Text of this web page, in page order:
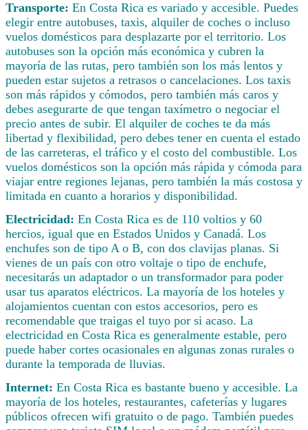
Transporte: En Costa Rica es variado y accesible. Puedes
elegir entre autobuses, taxis, alquiler de coches o incluso
vuelos domésticos para desplazarte por el territorio. Los
autobuses son la opción más económica y cubren la
mayoría de las rutas, pero también son los más lentos y
pueden estar sujetos a retrasos o cancelaciones. Los taxis
son más rápidos y cómodos, pero también más caros y
debes asegurarte de que tengan taxímetro o negociar el
precio antes de subir. El alquiler de coches te da más
libertad y flexibilidad, pero debes tener en cuenta el estado
de las carreteras, el tráfico y el costo del combustible. Los
vuelos domésticos son la opción más rápida y cómoda para
viajar entre regiones lejanas, pero también la más costosa y
limitada en cuanto a horarios y disponibilidad.
Electricidad: En Costa Rica es de 110 voltios y 60
hercios, igual que en Estados Unidos y Canadá. Los
enchufes son de tipo A o B, con dos clavijas planas. Si
vienes de un país con otro voltaje o tipo de enchufe,
necesitarás un adaptador o un transformador para poder
usar tus aparatos eléctricos. La mayoría de los hoteles y
alojamientos cuentan con estos accesorios, pero es
recomendable que traigas el tuyo por si acaso. La
electricidad en Costa Rica es generalmente estable, pero
puede haber cortes ocasionales en algunas zonas rurales o
durante la temporada de lluvias.
Internet: En Costa Rica es bastante bueno y accesible. La
mayoría de los hoteles, restaurantes, cafeterías y lugares
públicos ofrecen wifi gratuito o de pago. También puedes